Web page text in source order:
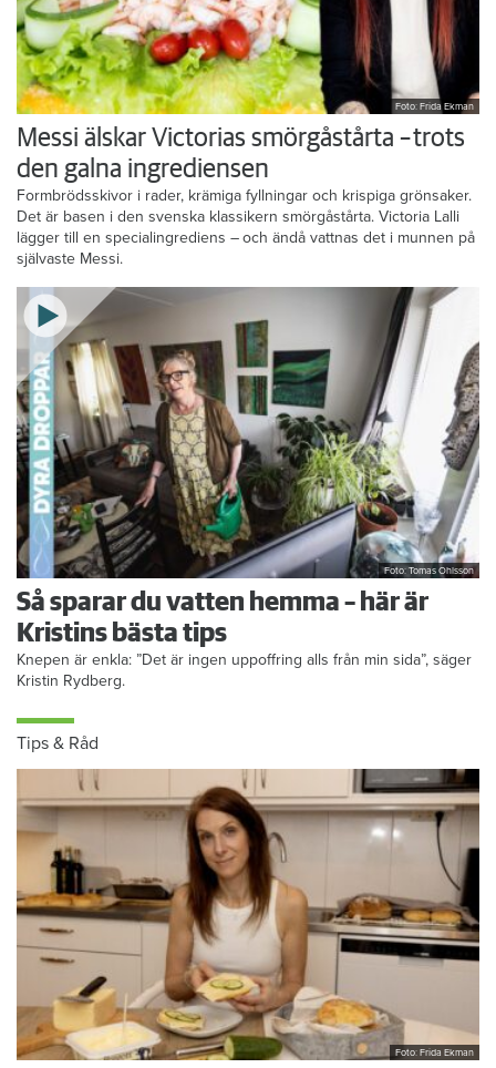
Foto: Frida Ekman
Messi älskar Victorias smörgåstårta – trots
den galna ingrediensen
Formbrödsskivor i rader, krämiga fyllningar och krispiga grönsaker.
Det är basen i den svenska klassikern smörgåstårta. Victoria Lalli
lägger till en specialingrediens – och ändå vattnas det i munnen på
självaste Messi.
Foto: Tomas Ohlsson
Så sparar du vatten hemma – här är
Kristins bästa tips
Knepen är enkla: ”Det är ingen uppoffring alls från min sida”, säger
Kristin Rydberg.
Tips & Råd
Foto: Frida Ekman